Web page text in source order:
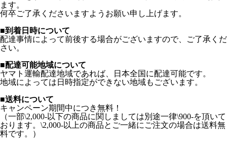
ます。
何卒ご了承くださいますようお願い申し上げます。
■到着日時について
配達事情によって前後する場合がございますので、ご了承くだ
さい。
■配達可能地域について
ヤマト運輸配達地域であれば、日本全国に配達可能です。
地域によっては日時指定ができない地域もございます。
■送料について
キャンペーン期間中につき無料！
（一部\2,000-以下の商品に関しましては別途一律\900-を頂いて
おります。\2,000-以上の商品とご一緒にご注文の場合は送料無
料です。）